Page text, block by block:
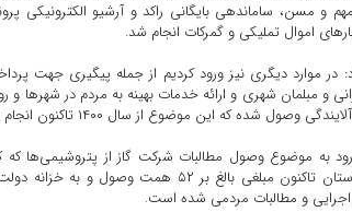
و مسن، ساماندهی بایگانی راکد و آرشیو الکترونیکی
اموال تملیکی و گمرکات انجام شد.
در موارد دیگری نیز ورود کردیم از جمله پیگیری جهت
این موضوع از سال ۱۴۰۰ تاکنون انجام نشده بود و با ورود جدی دستگاه قضایی این امر محقق شد.
دادگستری استان تاکنون مبلغی بالغ
و مطالبات مردمی شده است.